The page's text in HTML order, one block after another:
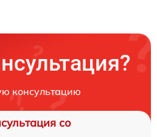
консультацию
со